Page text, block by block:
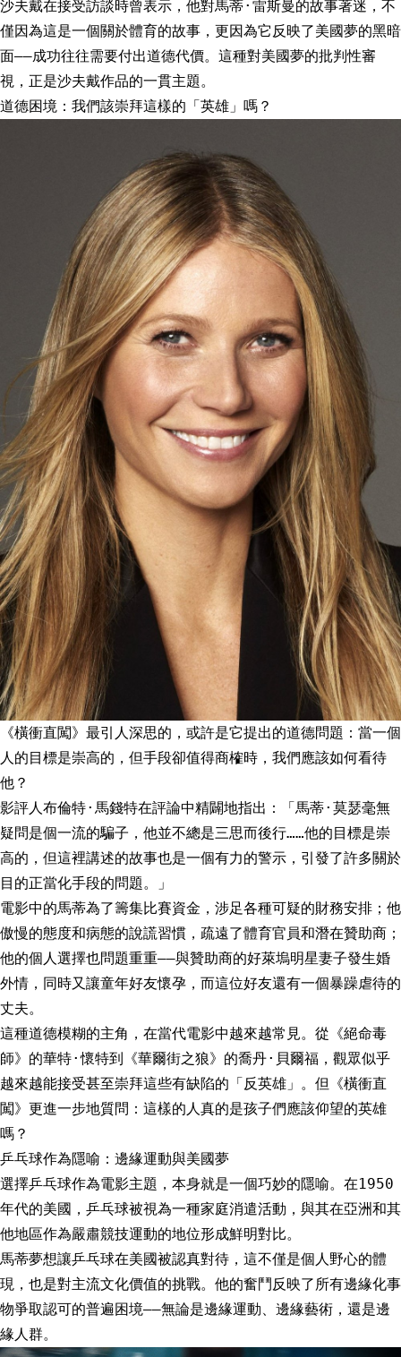
沙夫戴在接受訪談時曾表示，他對馬蒂·雷斯曼的故事著迷，不
僅因為這是一個關於體育的故事，更因為它反映了美國夢的黑暗
面——成功往往需要付出道德代價。這種對美國夢的批判性審
視，正是沙夫戴作品的一貫主題。
道德困境：我們該崇拜這樣的「英雄」嗎？
《橫衝直闖》最引人深思的，或許是它提出的道德問題：當一個
人的目標是崇高的，但手段卻值得商榷時，我們應該如何看待
他？
影評人布倫特·馬錢特在評論中精闢地指出：「馬蒂·莫瑟毫無
疑問是個一流的騙子，他並不總是三思而後行……他的目標是崇
高的，但這裡講述的故事也是一個有力的警示，引發了許多關於
目的正當化手段的問題。」
電影中的馬蒂為了籌集比賽資金，涉足各種可疑的財務安排；他
傲慢的態度和病態的說謊習慣，疏遠了體育官員和潛在贊助商；
他的個人選擇也問題重重——與贊助商的好萊塢明星妻子發生婚
外情，同時又讓童年好友懷孕，而這位好友還有一個暴躁虐待的
丈夫。
這種道德模糊的主角，在當代電影中越來越常見。從《絕命毒
師》的華特·懷特到《華爾街之狼》的喬丹·貝爾福，觀眾似乎
越來越能接受甚至崇拜這些有缺陷的「反英雄」。但《橫衝直
闖》更進一步地質問：這樣的人真的是孩子們應該仰望的英雄
嗎？
乒乓球作為隱喻：邊緣運動與美國夢
選擇乒乓球作為電影主題，本身就是一個巧妙的隱喻。在1950
年代的美國，乒乓球被視為一種家庭消遣活動，與其在亞洲和其
他地區作為嚴肅競技運動的地位形成鮮明對比。
馬蒂夢想讓乒乓球在美國被認真對待，這不僅是個人野心的體
現，也是對主流文化價值的挑戰。他的奮鬥反映了所有邊緣化事
物爭取認可的普遍困境——無論是邊緣運動、邊緣藝術，還是邊
緣人群。